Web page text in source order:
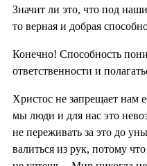
Значит ли это, что под
то верная и добрая
Конечно! Способность
ответственности и
Христос не запрещает нам
мы люди и для нас это
не переживать за это до
валиться из рук, потому